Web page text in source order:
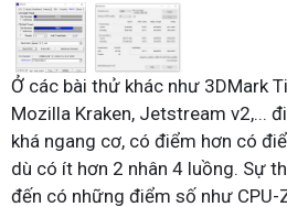
Ở các bài thử khác như 3DMark
Mozilla Kraken, Jetstream v2,...
khá ngang cơ, có điểm hơn có
dù có ít hơn 2 nhân 4 luồng. Sự
đến có những điểm số như